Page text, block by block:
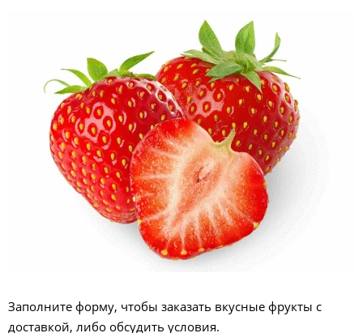
Заполните форму, чтобы заказать вкусные фрукты с
доставкой, либо обсудить условия.